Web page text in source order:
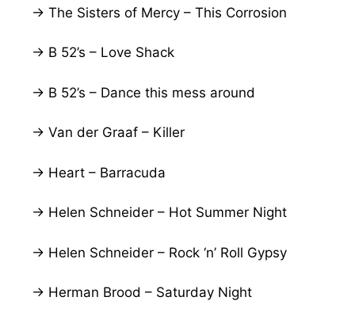
→ The Sisters of Mercy – This Corrosion
→ B 52’s – Love Shack
→ B 52’s – Dance this mess around
→ Van der Graaf – Killer
→ Heart – Barracuda
→ Helen Schneider – Hot Summer Night
→ Helen Schneider – Rock ‘n’ Roll Gypsy
→ Herman Brood – Saturday Night